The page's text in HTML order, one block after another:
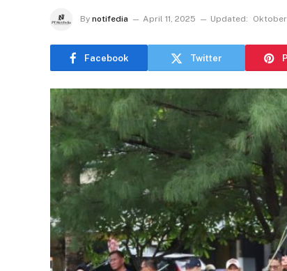
By notifedia April 11, 2025 Updated:
Facebook Twitter